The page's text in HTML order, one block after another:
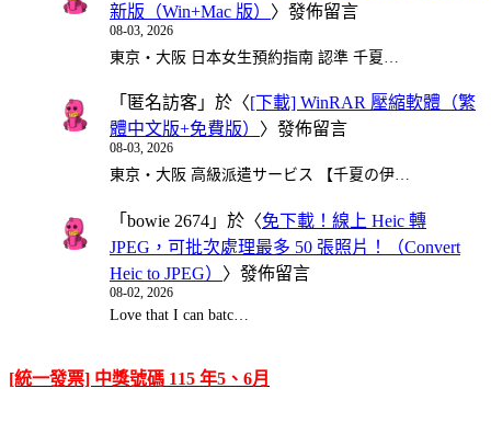
新版（Win+Mac 版） 〉發佈留言
08-03, 2026
東京・大阪 日本女生預約指南 認準 千夏…
「 匿名訪客 」於〈[下載] WinRAR 壓縮軟體（繁
體中文版+免費版） 〉發佈留言
08-03, 2026
東京・大阪 高級派遣サービス 【千夏の伊…
「 bowie 2674 」於〈免下載！線上 Heic 轉
JPEG，可批次處理最多 50 張照片！（Convert
Heic to JPEG） 〉發佈留言
08-02, 2026
Love that I can batc…
[統一發票] 中獎號碼 115 年5、6月